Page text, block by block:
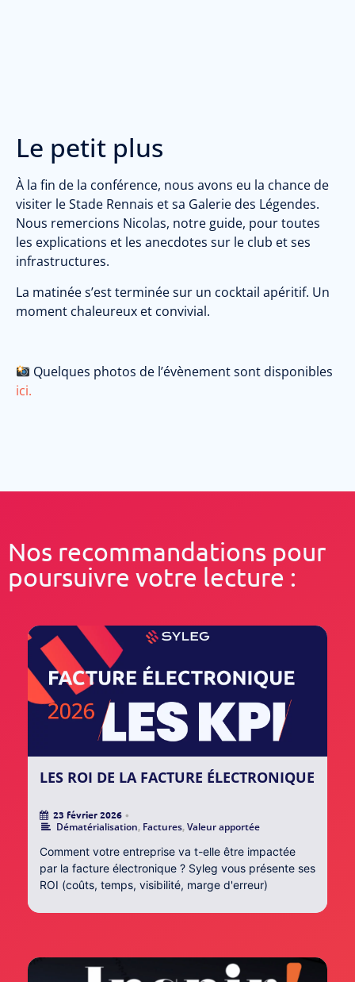
Le petit plus
À la fin de la conférence, nous avons eu la chance de
visiter le Stade Rennais et sa Galerie des Légendes.
Nous remercions Nicolas, notre guide, pour toutes
les explications et les anecdotes sur le club et ses
infrastructures.
La matinée s’est terminée sur un cocktail apéritif. Un
moment chaleureux et convivial.
Quelques photos de l’évènement sont disponibles
ici.
Nos recommandations pour
poursuivre votre lecture :
LES ROI DE LA FACTURE ÉLECTRONIQUE
23 février 2026 •
Dématérialisation, Factures,Valeur apportée
Comment votre entreprise va t-elle être impactée
par la facture électronique ? Syleg vous présente ses
ROI (coûts, temps, visibilité, marge d'erreur)